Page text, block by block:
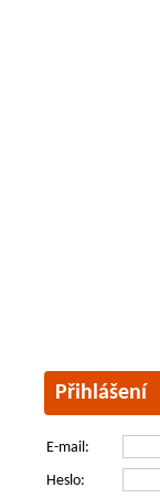
Přihlášení
E-mail:
Heslo: